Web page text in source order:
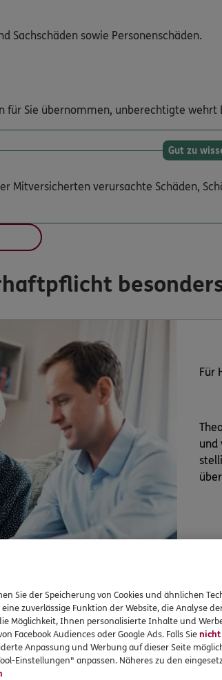
Sachschäden sowie Personenschäden.
Sie übernommen, unberechtigte wehrt
Gut zu
Mitversicherten verursachte Schäden,
Für
und
Für
Sie der Speicherung von Cookies und ähnlichen
zuverlässige Funktion der Website, die Analyse
Möglichkeit, Ihnen personalisierte Inhalte und
Facebook Audiences oder Google Ads. Falls Sienicht
Anpassung und Werbung auf dieser Seite
Einstellungen" anpassen. Näheres zu den